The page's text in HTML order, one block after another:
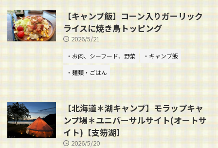
【キャンプ飯】コーン入りガーリック
ライスに焼き鳥トッピング
2026/5/21
・お肉、シーフード、野菜
・キャンプ飯
・麺類・ごはん
【北海道＊湖キャンプ】モラップキャ
ンプ場＊ユニバーサルサイト(オートサ
イト)【支笏湖】
2026/5/20